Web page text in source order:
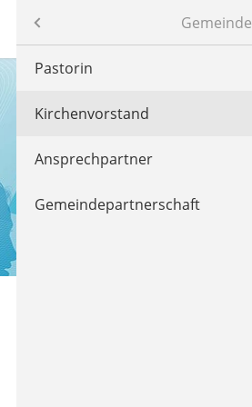
Gemeinde
Pastorin
Kirchenvorstand
Ansprechpartner
Gemeindepartnerschaft